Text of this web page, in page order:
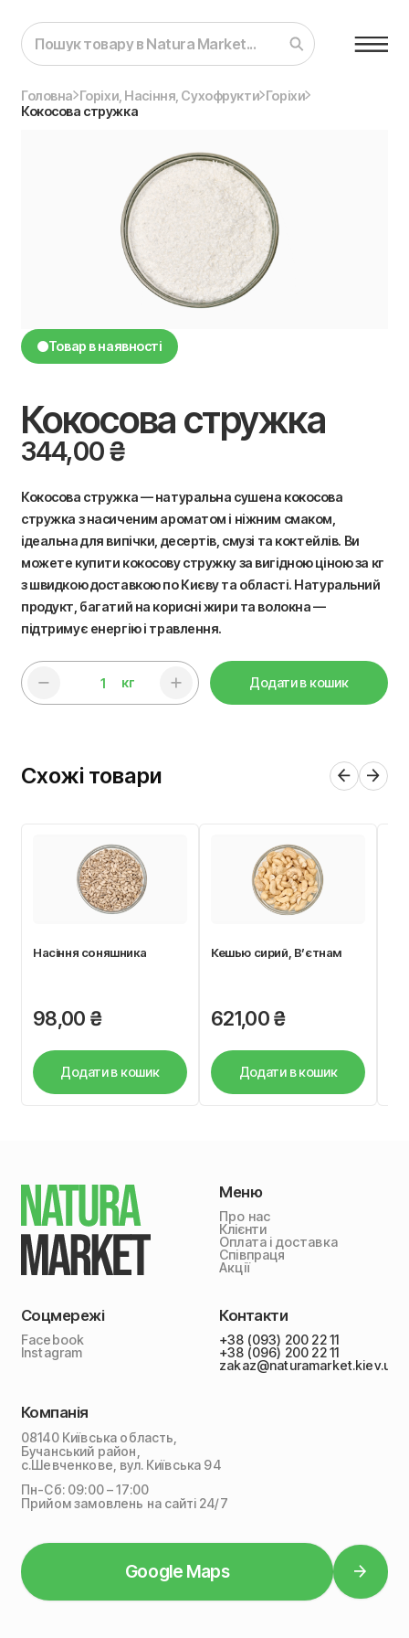
Головна Горіхи, Насіння, Сухофрукти Горіхи
Кокосова стружка
Товар в наявності
Кокосова стружка
344,00₴
Кокосова стружка — натуральна сушена кокосова
стружка з насиченим ароматом і ніжним смаком,
ідеальна для випічки, десертів, смузі та коктейлів. Ви
можете купити кокосову стружку за вигідною ціною за кг
з швидкою доставкою по Києву та області. Натуральний
продукт, багатий на корисні жири та волокна —
підтримує енергію і травлення.
кг Додати в кошик
Схожі товари
Насіння соняшника
98,00 ₴
Додати в кошик
Кешью сирий, В’єтнам
621,00₴
Додати в кошик
Меню
Про нас
Клієнти
Оплата і доставка
Співпраця
Акції
Соцмережі
Facebook
Instagram
Контакти
+38 (093) 200 22 11
+38 (096) 200 22 11
zakaz@naturamarket.kiev.ua
Компанія
08140 Київська область,
Бучанський район,
с.Шевченкове, вул. Київська 94
Пн-Сб: 09:00 – 17:00
Прийом замовлень на сайті 24/7
Google Maps